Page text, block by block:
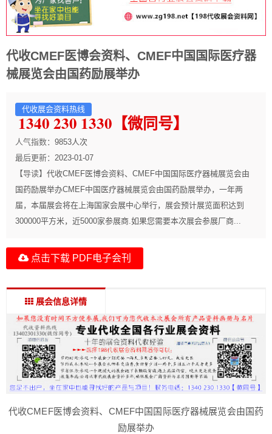
代收CMEF医博会资料、CMEF中国国际医疗器
械展览会由国药励展举办
代收展会资料热线
1340 230 1330【微同号】
人气指数： 9853人次
最后更新： 2023-01-07
【导读】 代收CMEF医博会资料、CMEF中国国际医疗器械展览会由
国药励展举办CMEF中国医疗器械展览会由国药励展举办，一年两
届，本届展会将在上海国家会展中心举行，展会预计展览面积达到
300000平方米，近5000家参展商.如果您需要本次展会参展厂商...
点击下载 PDF电子会刊
展会信息详情
代收CMEF医博会资料、CMEF中国国际医疗器械展览会由国药
励展举办